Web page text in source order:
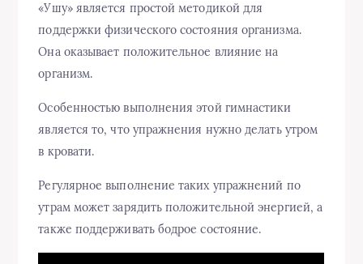
«Ушу» является простой методикой для
поддержки физического состояния организма.
Она оказывает положительное влияние на
организм.
Особенностью выполнения этой гимнастики
является то, что упражнения нужно делать утром
в кровати.
Регулярное выполнение таких упражнений по
утрам может зарядить положительной энергией, а
также поддерживать бодрое состояние.